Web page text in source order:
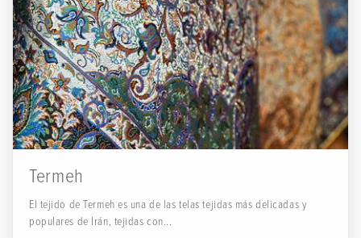
Termeh
El tejido de Termeh es una de las telas tejidas más delicadas y
populares de Irán, tejidas con...